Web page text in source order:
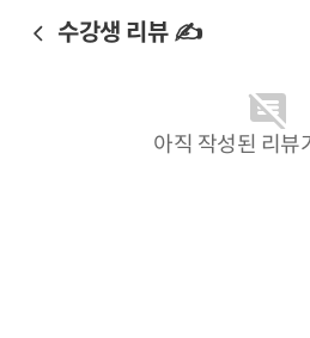
수강생 리뷰 ✍️
아직 작성된 리뷰